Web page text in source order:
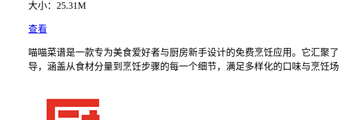
大小： 25.31M
查看
喵喵菜谱是一款专为美食爱好者与厨房新手设计的免费烹饪应用。它汇聚
导，涵盖从食材分量到烹饪步骤的每一个细节，满足多样化的口味与烹饪场